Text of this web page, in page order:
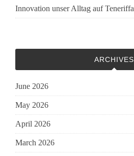
Innovation unser Alltag auf Teneriffa
ARCHIVES
June 2026
May 2026
April 2026
March 2026